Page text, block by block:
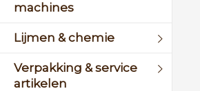
machines
Lijmen & chemie
Verpakking & service
artikelen